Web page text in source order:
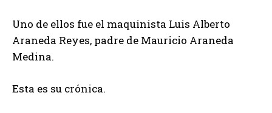
Uno de ellos fue el maquinista Luis Alberto
Araneda Reyes, padre de Mauricio Araneda
Medina.
Esta es su crónica.